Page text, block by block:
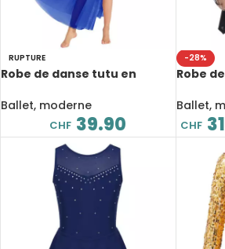
RUPTURE
Robe de danse tutu en
à paillettes brillantes,
bretelles spaghetti
Ballet, moderne
CHF 39.90
-28%
Robe
Ballet,
CHF